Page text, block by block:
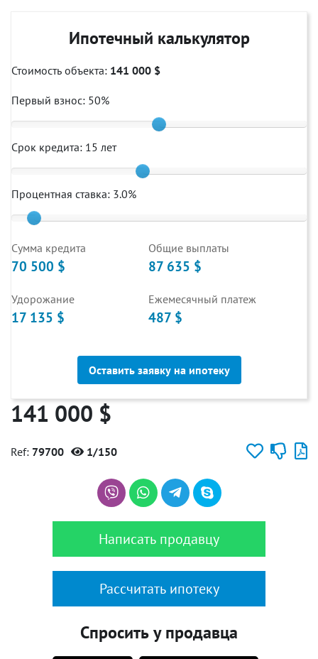
Ипотечный калькулятор
Стоимость объекта: 141 000 $
Первый взнос: 50%
Срок кредита: 15 лет
Процентная ставка: 3.0%
Cумма кредита
70 500 $
Общие выплаты
87 635 $
Удорожание
17 135 $
Ежемесячный платеж
487 $
Оставить заявку на ипотеку
141 000 $
Ref: 79700 1/150
Написать продавцу
Рассчитать ипотеку
Спросить у продавца